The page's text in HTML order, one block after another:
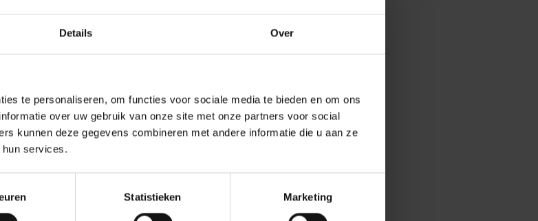
Details Over
te personaliseren, om functies voor sociale media te bieden en om ons
over uw gebruik van onze site met onze partners voor social
kunnen deze gegevens combineren met andere informatie die u aan ze
services.
Statistieken Marketing